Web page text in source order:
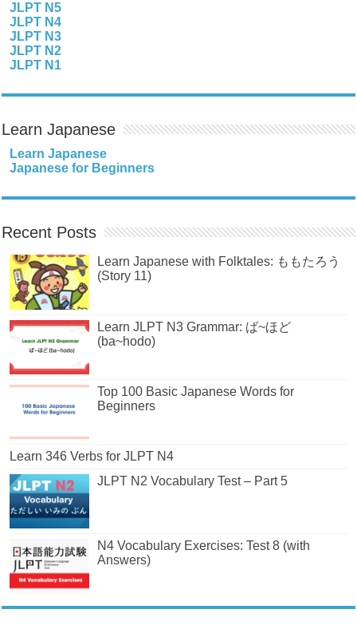
JLPT N5
JLPT N4
JLPT N3
JLPT N2
JLPT N1
Learn Japanese
Learn Japanese
Japanese for Beginners
Recent Posts
Learn Japanese with Folktales: ももたろう
(Story 11)
Learn JLPT N3 Grammar: ば~ほど
(ba~hodo)
Top 100 Basic Japanese Words for
Beginners
Learn 346 Verbs for JLPT N4
JLPT N2 Vocabulary Test – Part 5
N4 Vocabulary Exercises: Test 8 (with
Answers)